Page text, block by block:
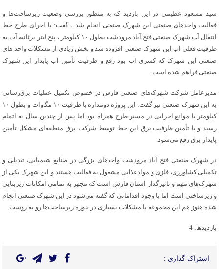
سید مسعود عظیمی در این بازدید که به منظور بررسی وضعیت زیرساخت‌ها و
فعالیت واحدهای صنعتی این شهرک صنعتی انجام شد ، گفت: با اجرای طرح خط
انتقال آب شهرک صنعتی فتح آباد مرودشت بطول ۱۰ کیلومتر ، پنج لیتر برثانیه آب به
ظرفیت فعلی آب این شهرک صنعتی افزوده شد و بخش زیادی از مشکلات واحد های
صنعتی این شهرک که کسری آب بود رفع و ظرفیت تأمین آب پایدار این شهرک
صنعتی فراهم شده است.
مدیرعامل شرکت شهرک‌های صنعتی فارس در خصوص تکمیل عملیات برق‌رسانی
به این شهرک صنعتی نیز گفت: این پروژه دومداره با ظرفیت ۱۰ مگاوات و بطول ۱۰
کیلومتر با موانع اجرایی در مسیر طرح همراه بود اما پس از چندین سال به اتمام
رسید و با تأمین ظرفیت برق این خط توسط شرکت برق منطقه‌ای مشکل تأمین
پایدار برق رفع می‌شود.
در شهرک صنعتی فتح آباد مرودشت واحدهای بزرگی در صنایع شیمیایی، تبدیلی و
تکمیلی کشاورزی، فلزی و موادغذایی مشغول به فعالیت هستند و این شهرک یکی از
شهرک‌های مهم و تاثیرگذار استان فارس است که مجهز به تمامی امکانات زیربنایی
و زیرساختی است اما با وجود اقداماتی که گفته می‌شود در این شهرک صنعتی انجام
شده هنوز هم این مجموعه با مشکلات بسیاری در حوزه زیرساخت‌ها رو به روست.
بازدیدها: 4
اشتراک گذاری :